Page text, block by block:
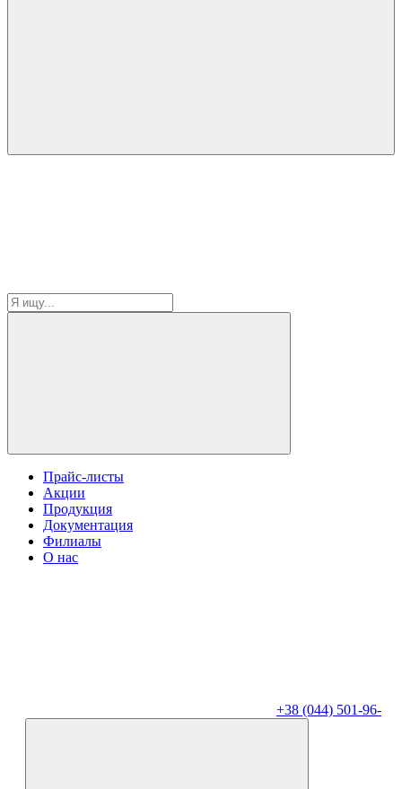
Прайс-листы
Акции
Продукция
Документация
Филиалы
О нас
+38 (044) 501-96-